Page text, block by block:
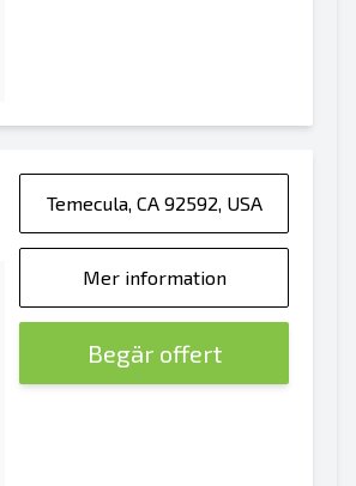
Temecula, CA 92592, USA
Mer information
Begär offert